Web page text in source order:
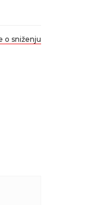
o sniženju